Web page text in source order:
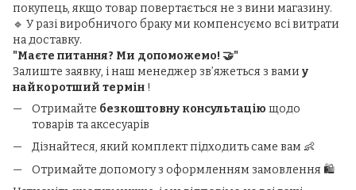
покупець, якщо товар повертається не з вини магазину.
🔹 У разі виробничого браку ми компенсуємо всі витрати
на доставку.
"Маєте питання? Ми допоможемо! 🤝"
Залиште заявку, і наш менеджер зв’яжеться з вами у
найкоротший термін !
Отримайте безкоштовну консультацію щодо
товарів та аксесуарів
Дізнайтеся, який комплект підходить саме вам 👶
Отримайте допомогу з оформленням замовлення 🛍️